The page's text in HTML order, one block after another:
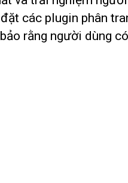
các plugin phân
rằng người dùng